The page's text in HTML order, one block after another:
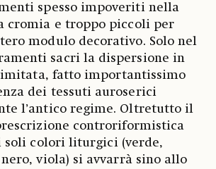
spesso impoveriti nella
cromia e troppo piccoli per
modulo decorativo. Solo nel
sacri la dispersione in
fatto importantissimo
dei tessuti auroserici
l’antico regime. Oltretutto il
controriformistica
soli colori liturgici (verde,
viola) si avvarrà sino allo